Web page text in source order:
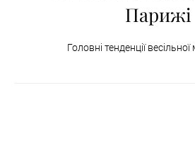
Парижі
Головні тенденції